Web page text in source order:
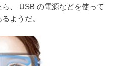
、 USB の電源などを使って
ようだ。